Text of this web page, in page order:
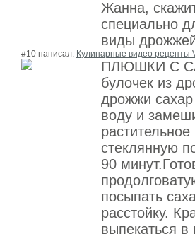
Жанна,
специально
виды
#10 написал: Кулинарные видео рецепты
ПЛЮШКИ С
булочек из
дрожжи
воду и
стеклянную
90
посыпать
расстойку.
выпекаться в